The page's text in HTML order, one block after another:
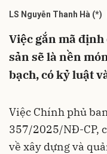
LS Nguyễn Thanh Hà (*)
Việc gắn mã
sản sẽ là nền
bạch, có kỷ luật
Việc Chính phủ
357/2025/NĐ-CP,
về xây dựng và